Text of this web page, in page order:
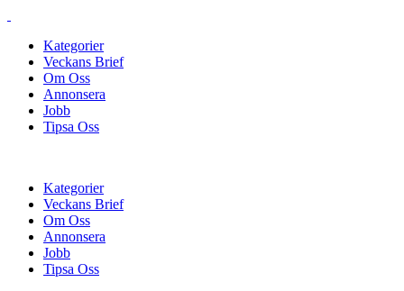
Kategorier
Veckans Brief
Om Oss
Annonsera
Jobb
Tipsa Oss
Kategorier
Veckans Brief
Om Oss
Annonsera
Jobb
Tipsa Oss